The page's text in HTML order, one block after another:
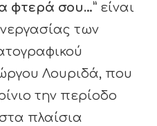
φτερά σου…” είναι
των
Λουριδά, που
την περίοδο
στα πλαίσια